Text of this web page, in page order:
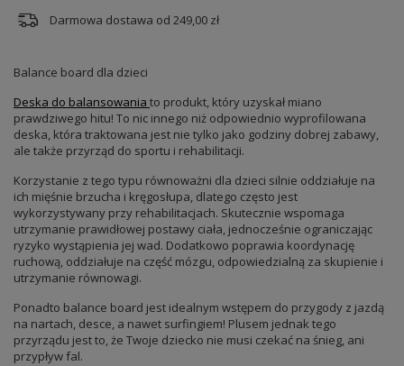
Darmowa dostawa od 249,00 zł
Balance board dla dzieci
Deska do balansowania to produkt, który uzyskał miano
prawdziwego hitu! To nic innego niż odpowiednio wyprofilowana
deska, która traktowana jest nie tylko jako godziny dobrej zabawy,
ale także przyrząd do sportu i rehabilitacji.
Korzystanie z tego typu równoważni dla dzieci silnie oddziałuje na
ich mięśnie brzucha i kręgosłupa, dlatego często jest
wykorzystywany przy rehabilitacjach. Skutecznie wspomaga
utrzymanie prawidłowej postawy ciała, jednocześnie ograniczając
ryzyko wystąpienia jej wad. Dodatkowo poprawia koordynację
ruchową, oddziałuje na część mózgu, odpowiedzialną za skupienie i
utrzymanie równowagi.
Ponadto balance board jest idealnym wstępem do przygody z jazdą
na nartach, desce, a nawet surfingiem! Plusem jednak tego
przyrządu jest to, że Twoje dziecko nie musi czekać na śnieg, ani
przypływ fal.